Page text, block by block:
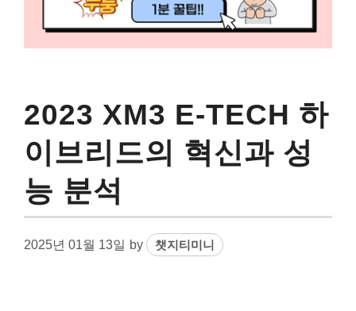
2023 XM3 E-TECH 하
이브리드의 혁신과 성
능 분석
2025년 01월 13일 by 챗지티미니